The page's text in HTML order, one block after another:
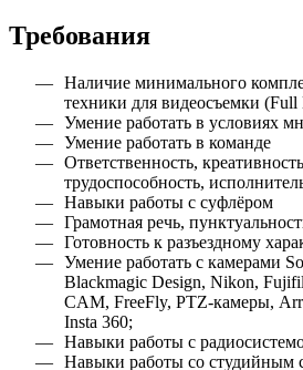
Требования
Наличие минимального
техники для видеосъемки
Умение работать в условиях
Умение работать в команде
Ответственность,
трудоспособность,
Навыки работы с суфлёром
Грамотная речь,
Готовность к разъездному
Умение работать с камерами
Blackmagic Design, Nikon,
CAM, FreeFly, PTZ-камеры,
Insta 360;
Навыки работы с
Навыки работы со студийным